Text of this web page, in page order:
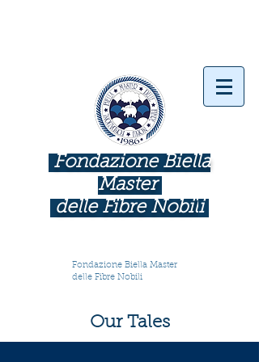
Fondazione Biella
Master
delle Fibre Nobili
Fondazione Biella Master
delle Fibre Nobili
Our Tales